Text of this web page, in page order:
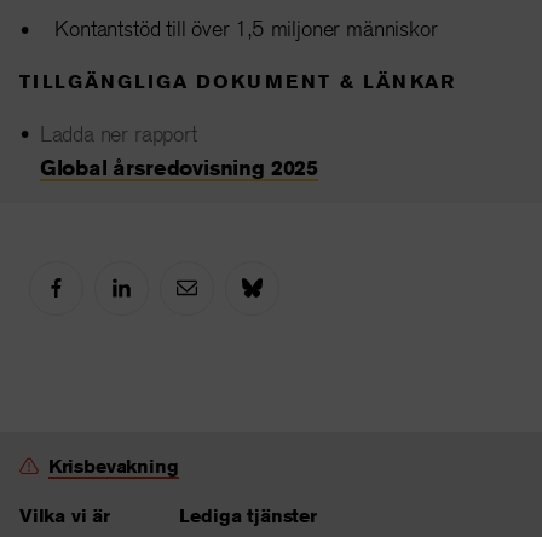
Kontantstöd till över 1,5 miljoner människor
TILLGÄNGLIGA DOKUMENT & LÄNKAR
Ladda ner rapport
Global årsredovisning 2025
Krisbevakning
Vilka vi är
Lediga tjänster